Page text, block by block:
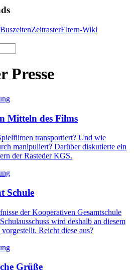
BuszeitenZeitrasterEltern-Wiki
Presse
Mitteln des Films
transportiert? Und wie
manipuliert? Darüber diskutierte ein
der Rasteder KGS.
Schule
der Kooperativen Gesamtschule
wird deshalb an diesem
Reicht diese aus?
Grüße